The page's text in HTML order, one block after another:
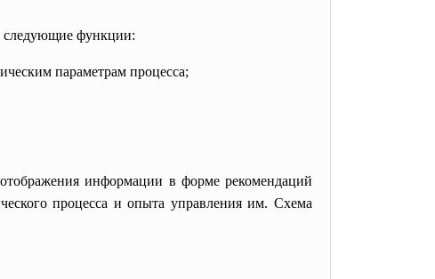
следующие функции:
параметрам процесса;
информации в форме рекомендаций
процесса и опыта управления им. Схема